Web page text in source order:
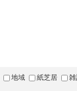
地域 紙芝居